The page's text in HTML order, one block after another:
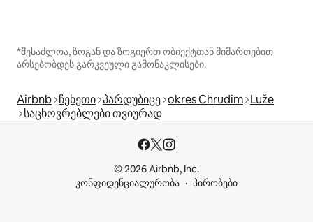
*შესაძლოა, ზოგან და ზოგიერთ ობიექტთან მიმართებით
არსებობდეს გარკვეული გამონაკლისები.
Airbnb ჩეხეთი პარდუბიცე okres Chrudim Luže
საცხოვრებლები თვიურად
© 2026 Airbnb, Inc.
კონფიდენციალურობა
პირობები